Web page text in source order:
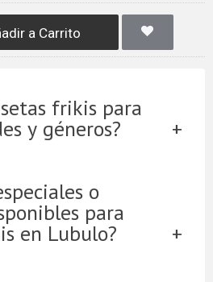
a Carrito
frikis para
y géneros?
o
para
en Lubulo?